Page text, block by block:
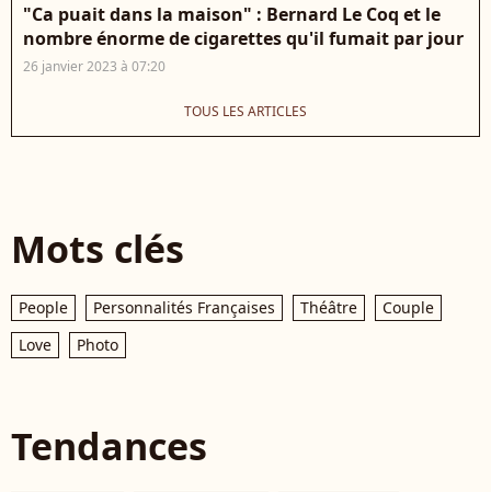
"Ca puait dans la maison" : Bernard Le Coq et le
nombre énorme de cigarettes qu'il fumait par jour
26 janvier 2023 à 07:20
TOUS LES ARTICLES
Mots clés
People Personnalités Françaises Théâtre
Couple
Love
Photo
Tendances